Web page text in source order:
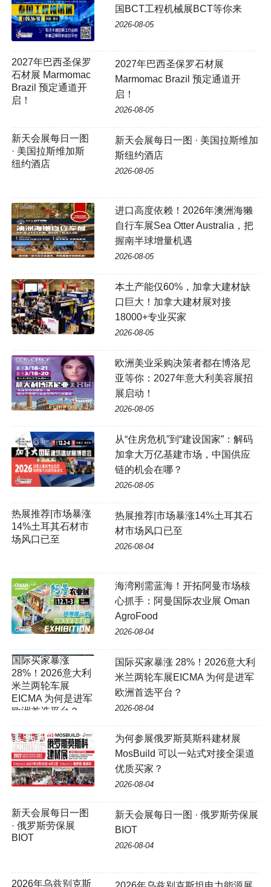
国BCT工程机械展BCT等你来
2026-08-05
2027年巴西圣保罗
石材展 Marmomac
Brazil 预定通道开
启！
2027年巴西圣保罗石材展
Marmomac Brazil 预定通道开
启！
2026-08-05
新天会展每日一图
· 美国拉斯维加斯
纽约酒店
新天会展每日一图 · 美国拉斯维加
斯纽约酒店
2026-08-05
进口高度依赖！2026年澳洲海獭
自行车展Sea Otter Australia，把
握南半球增量机遇
2026-08-05
本土产能仅60%，加拿大建材缺
口巨大！加拿大建材展对接
18000+专业买家
2026-08-05
欧洲美业采购决策者都在博洛尼
亚等你：2027年意大利美容展招
展启动！
2026-08-05
从“住房危机”到“建设国家”：解码
加拿大万亿基建市场，中国供应
链的机会在哪？
2026-08-05
热展推荐|市场暴涨
14%土耳其石材市
场风口已至
热展推荐|市场暴涨14%土耳其石
材市场风口已至
2026-08-04
海湾刚需蓝海！开拓阿曼市场核
心抓手：阿曼国际农业展 Oman
AgroFood
2026-08-04
国际买家暴涨 28%！2026意大利
米兰两轮车展EICMA 为何是进军
欧洲首选平台？
2026-08-04
为何参展俄罗斯莫斯科建材展
MosBuild 可以一站式对接全渠道
优质买家？
2026-08-04
新天会展每日一图
· 俄罗斯劳保展
BIOT
新天会展每日一图 · 俄罗斯劳保展
BIOT
2026-08-04
2026年乌兹别克斯